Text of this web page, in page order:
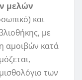
μελών
και
με
αμοιβών κατά
των